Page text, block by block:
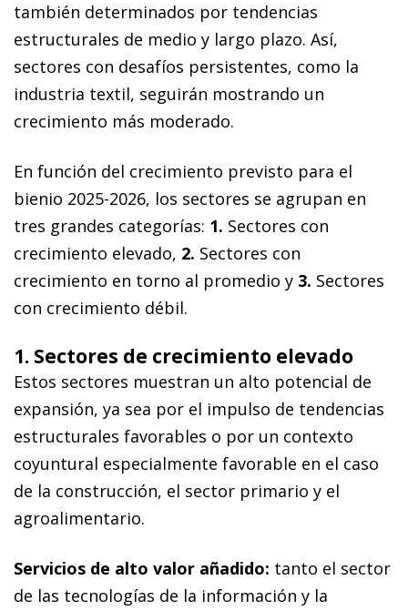
también determinados por tendencias
estructurales de medio y largo plazo. Así,
sectores con desafíos persistentes, como la
industria textil, seguirán mostrando un
crecimiento más moderado.
En función del crecimiento previsto para el
bienio 2025-2026, los sectores se agrupan en
tres grandes categorías: 1. Sectores con
crecimiento elevado, 2. Sectores con
crecimiento en torno al promedio y 3. Sectores
con crecimiento débil.
1. Sectores de crecimiento elevado
Estos sectores muestran un alto potencial de
expansión, ya sea por el impulso de tendencias
estructurales favorables o por un contexto
coyuntural especialmente favorable en el caso
de la construcción, el sector primario y el
agroalimentario.
Servicios de alto valor añadido: tanto el sector
de las tecnologías de la información y la